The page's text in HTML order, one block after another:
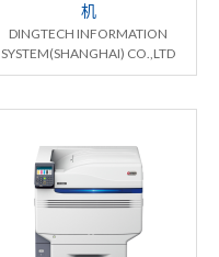
机
DINGTECH INFORMATION
SYSTEM(SHANGHAI) CO.,LTD